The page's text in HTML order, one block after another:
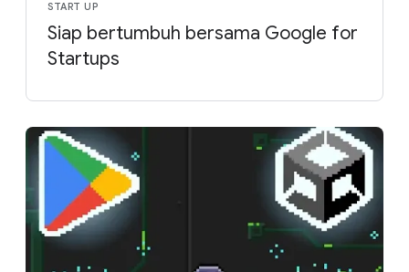
START UP
Siap bertumbuh bersama Google for
Startups